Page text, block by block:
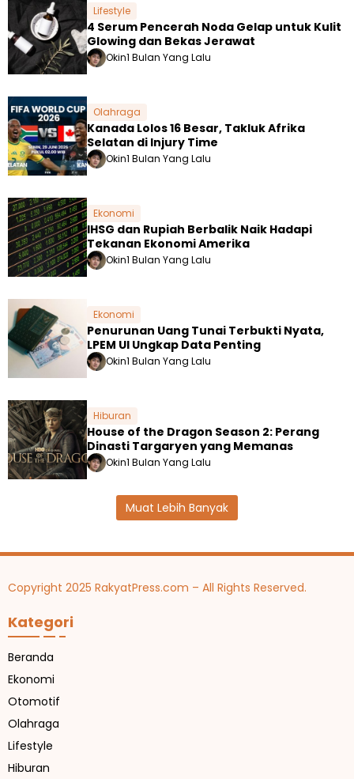
Lifestyle
4 Serum Pencerah Noda Gelap untuk Kulit
Glowing dan Bekas Jerawat
Okin1 Bulan Yang Lalu
Olahraga
Kanada Lolos 16 Besar, Takluk Afrika
Selatan di Injury Time
Okin1 Bulan Yang Lalu
Ekonomi
IHSG dan Rupiah Berbalik Naik Hadapi
Tekanan Ekonomi Amerika
Okin1 Bulan Yang Lalu
Ekonomi
Penurunan Uang Tunai Terbukti Nyata,
LPEM UI Ungkap Data Penting
Okin1 Bulan Yang Lalu
Hiburan
House of the Dragon Season 2: Perang
Dinasti Targaryen yang Memanas
Okin1 Bulan Yang Lalu
Muat Lebih Banyak
Copyright 2025 RakyatPress.com – All Rights Reserved.
Kategori
Beranda
Ekonomi
Otomotif
Olahraga
Lifestyle
Hiburan